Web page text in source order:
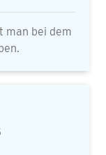
man bei dem